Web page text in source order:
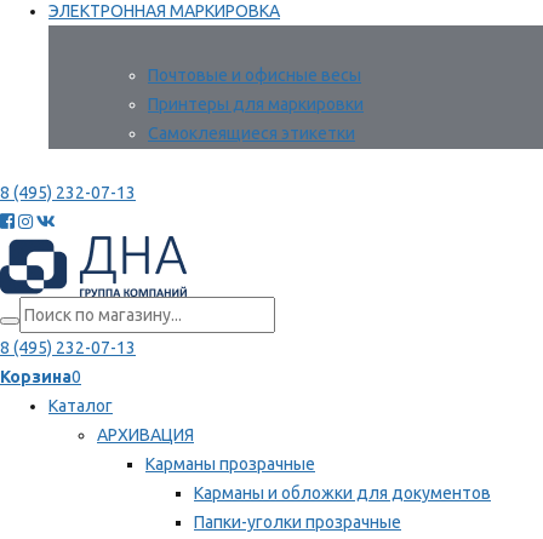
ЭЛЕКТРОННАЯ МАРКИРОВКА
Почтовые и офисные весы
Принтеры для маркировки
Самоклеящиеся этикетки
8 (495) 232-07-13
8 (495) 232-07-13
Корзина0
Каталог
АРХИВАЦИЯ
Карманы прозрачные
Карманы и обложки для документов
Папки-уголки прозрачные